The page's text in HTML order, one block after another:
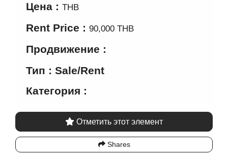
Цена : THB
Rent Price : 90,000 THB
Продвижение :
Тип : Sale/Rent
Категория :
Отметить этот элемент
Shares